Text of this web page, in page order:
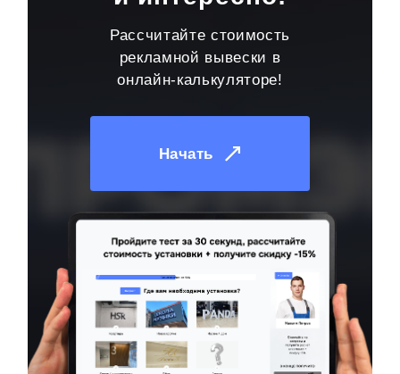
Рассчитайте стоимость
рекламной вывески в
онлайн-калькуляторе!
Начать